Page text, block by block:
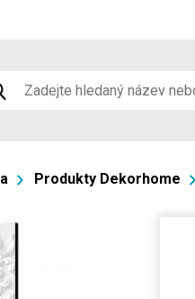
Produkty Dekorhome